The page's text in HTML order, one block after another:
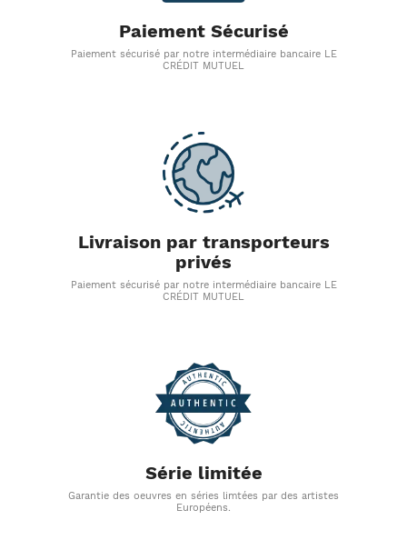
Paiement Sécurisé
Paiement sécurisé par notre intermédiaire bancaire LE
CRÉDIT MUTUEL
Livraison par transporteurs
privés
Paiement sécurisé par notre intermédiaire bancaire LE
CRÉDIT MUTUEL
Série limitée
Garantie des oeuvres en séries limtées par des artistes
Européens.